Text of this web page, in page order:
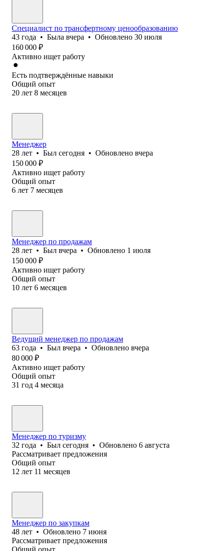
Специалист по трансфертному ценообразованию
43 года • Была вчера • Обновлено 30 июля
160 000 ₽
Активно ищет работу
Есть подтверждённые навыки
Общий опыт
20 лет 8 месяцев
Менеджер
28 лет • Был сегодня • Обновлено вчера
150 000 ₽
Активно ищет работу
Общий опыт
6 лет 7 месяцев
Менеджер по продажам
28 лет • Был вчера • Обновлено 1 июля
150 000 ₽
Активно ищет работу
Общий опыт
10 лет 6 месяцев
Ведущий менеджер по продажам
63 года • Был вчера • Обновлено вчера
80 000 ₽
Активно ищет работу
Общий опыт
31 год 4 месяца
Менеджер по туризму
32 года • Был сегодня • Обновлено 6 августа
Рассматривает предложения
Общий опыт
12 лет 11 месяцев
Менеджер по закупкам
48 лет • Обновлено 7 июня
Рассматривает предложения
Общий опыт